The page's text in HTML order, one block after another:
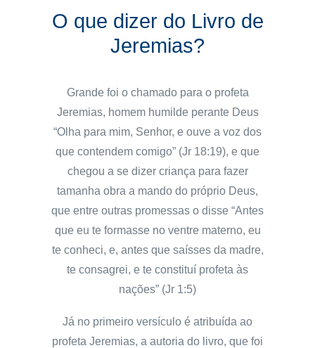
O que dizer do Livro de
Jeremias?
Grande foi o chamado para o profeta
Jeremias, homem humilde perante Deus
“Olha para mim, Senhor, e ouve a voz dos
que contendem comigo” (Jr 18:19), e que
chegou a se dizer criança para fazer
tamanha obra a mando do próprio Deus,
que entre outras promessas o disse “Antes
que eu te formasse no ventre materno, eu
te conheci, e, antes que saísses da madre,
te consagrei, e te constituí profeta às
nações” (Jr 1:5)
Já no primeiro versículo é atribuída ao
profeta Jeremias, a autoria do livro, que foi